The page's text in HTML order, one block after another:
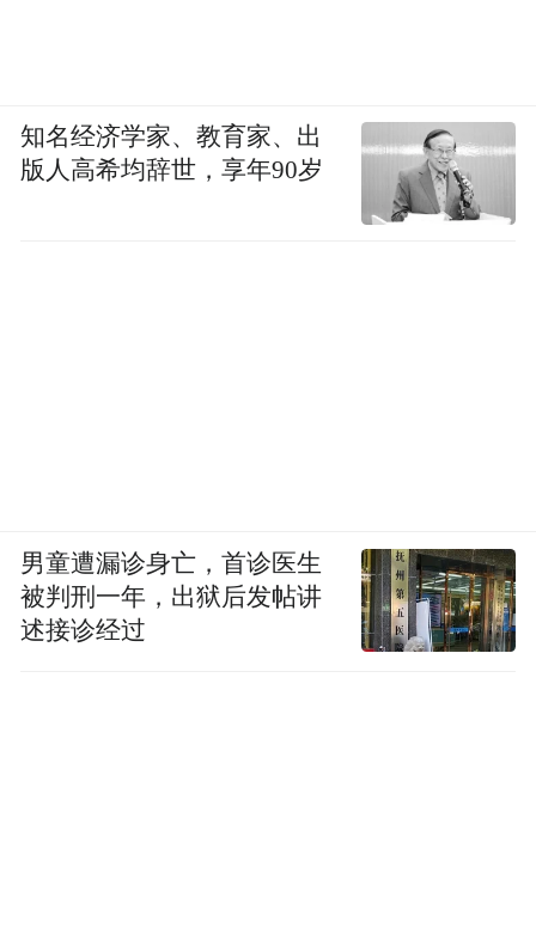
知名经济学家、教育家、出
版人高希均辞世，享年90岁
男童遭漏诊身亡，首诊医生
被判刑一年，出狱后发帖讲
述接诊经过